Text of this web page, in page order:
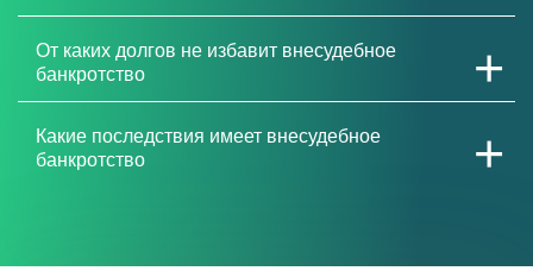
От каких долгов не избавит внесудебное
банкротство
Какие последствия имеет внесудебное
банкротство